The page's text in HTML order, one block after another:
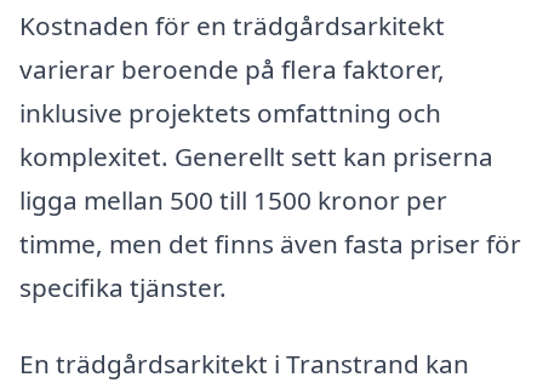
Kostnaden för en trädgårdsarkitekt
varierar beroende på flera faktorer,
inklusive projektets omfattning och
komplexitet. Generellt sett kan priserna
ligga mellan 500 till 1500 kronor per
timme, men det finns även fasta priser för
specifika tjänster.
En trädgårdsarkitekt i Transtrand kan